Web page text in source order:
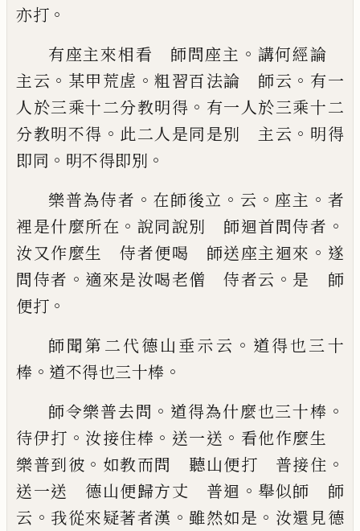
亦打 。
有座主來相看 師問座主 。 講何經論
主云 。 某甲荒虗 。粗習百法論 師云 。 有一
人於三乘十二分教明得 。 有一人於三乘十二
分教明不得 。 此二人是同是別 主云 。 明得
即同 。 明不得即別 。
樂普為侍者 。 在師後立 。 云 。 座主 。 者
裡是什麼所在 。 說同說別 師迴首問侍者 。
汝又作麼生 侍者便喝 師送座主迴來 。 遂
問侍者 。 適來是汝喝老僧 侍者云 。 是 師
便打 。
師聞第二代德山垂示云 。 道得也三十
棒 。 道不得也三十棒 。
師令樂普去問 。 道得為什麼也三十棒 。
待伊打 。 汝接住棒 。 送一送 。 看他作麼生
樂普到彼 。 如教而問 聽山便打 普接住 。
送一送 德山便歸方丈 普迴 。 舉似師 師
云 。 我從來疑著者漢 。雖然如是 。 汝還見德